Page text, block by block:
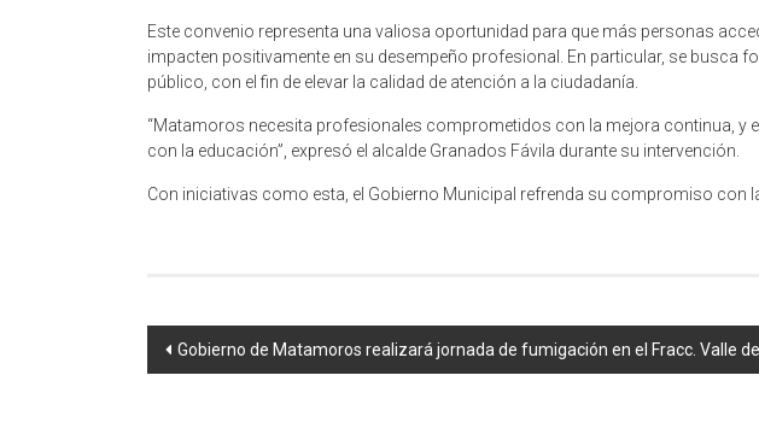
Este convenio representa una valiosa oportunidad para que más personas
impacten positivamente en su desempeño profesional. En particular, se busca
público, con el fin de elevar la calidad de atención a la ciudadanía.
“Matamoros necesita profesionales comprometidos con la mejora continua, y
con la educación”, expresó el alcalde Granados Fávila durante su intervención.
Con iniciativas como esta, el Gobierno Municipal refrenda su compromiso con
Navegación
Gobierno de Matamoros realizará jornada de fumigación en el Fracc. Valle